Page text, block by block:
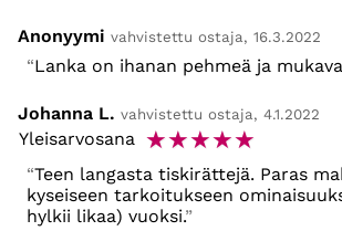
Anonyymi vahvistettu ostaja, 16.3.2022
Lanka on ihanan pehmeä ja
Johanna L. vahvistettu ostaja, 4.1.2022
Yleisarvosana ☆☆☆☆☆
Teen langasta tiskirättejä. Paras
kyseiseen tarkoitukseen
hylkii likaa) vuoksi.